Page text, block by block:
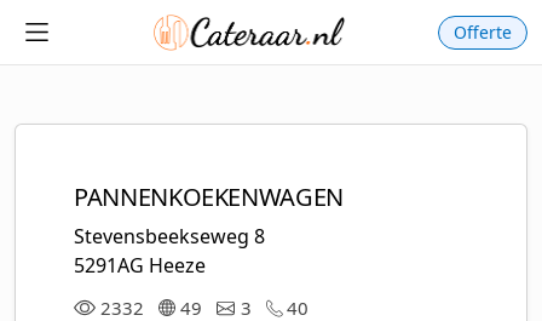
Offerte
PANNENKOEKENWAGEN
Stevensbeekseweg 8
5291AG Heeze
2332 49 3 40